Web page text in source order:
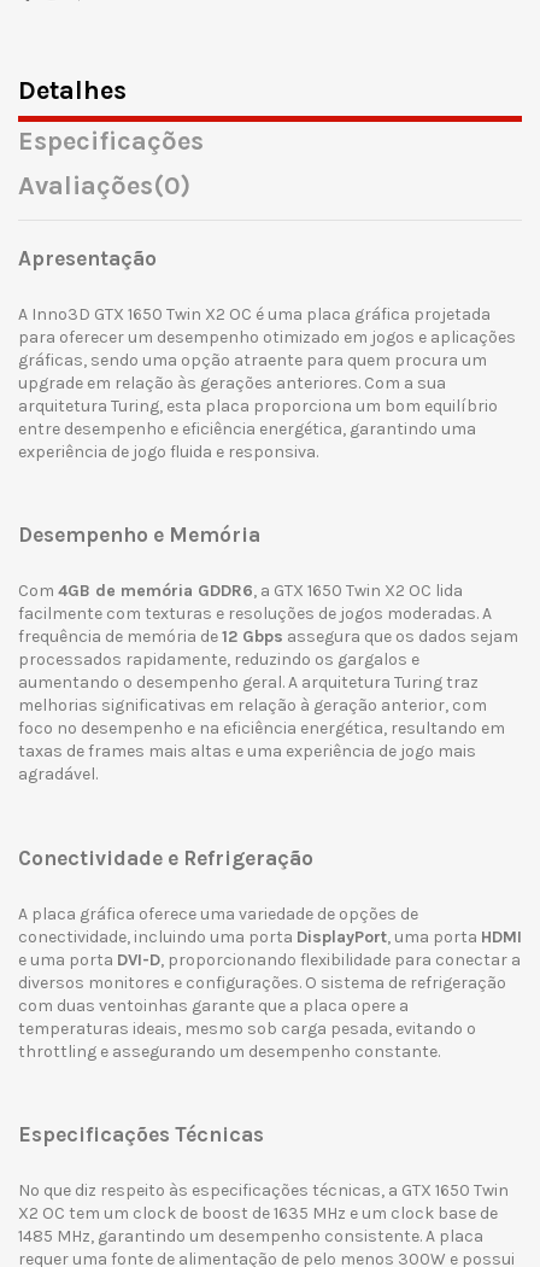
Detalhes
Especificações
Avaliações(0)
Apresentação
A Inno3D GTX 1650 Twin X2 OC é uma placa gráfica projetada
para oferecer um desempenho otimizado em jogos e aplicações
gráficas, sendo uma opção atraente para quem procura um
upgrade em relação às gerações anteriores. Com a sua
arquitetura Turing, esta placa proporciona um bom equilíbrio
entre desempenho e eficiência energética, garantindo uma
experiência de jogo fluida e responsiva.
Desempenho e Memória
Com 4GB de memória GDDR6, a GTX 1650 Twin X2 OC lida
facilmente com texturas e resoluções de jogos moderadas. A
frequência de memória de12 Gbps assegura que os dados sejam
processados rapidamente, reduzindo os gargalos e
aumentando o desempenho geral. A arquitetura Turing traz
melhorias significativas em relação à geração anterior, com
foco no desempenho e na eficiência energética, resultando em
taxas de frames mais altas e uma experiência de jogo mais
agradável.
Conectividade e Refrigeração
A placa gráfica oferece uma variedade de opções de
conectividade, incluindo uma porta DisplayPort, uma porta HDMI
e uma porta DVI-D, proporcionando flexibilidade para conectar a
diversos monitores e configurações. O sistema de refrigeração
com duas ventoinhas garante que a placa opere a
temperaturas ideais, mesmo sob carga pesada, evitando o
throttling e assegurando um desempenho constante.
Especificações Técnicas
No que diz respeito às especificações técnicas, a GTX 1650 Twin
X2 OC tem um clock de boost de 1635 MHz e um clock base de
1485 MHz, garantindo um desempenho consistente. A placa
requer uma fonte de alimentação de pelo menos 300W e possui